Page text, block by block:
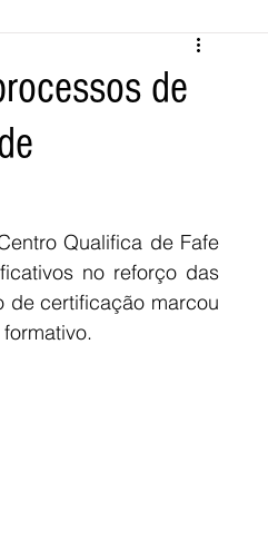
de
Qualifica de Fafe
no reforço das
de certificação marcou